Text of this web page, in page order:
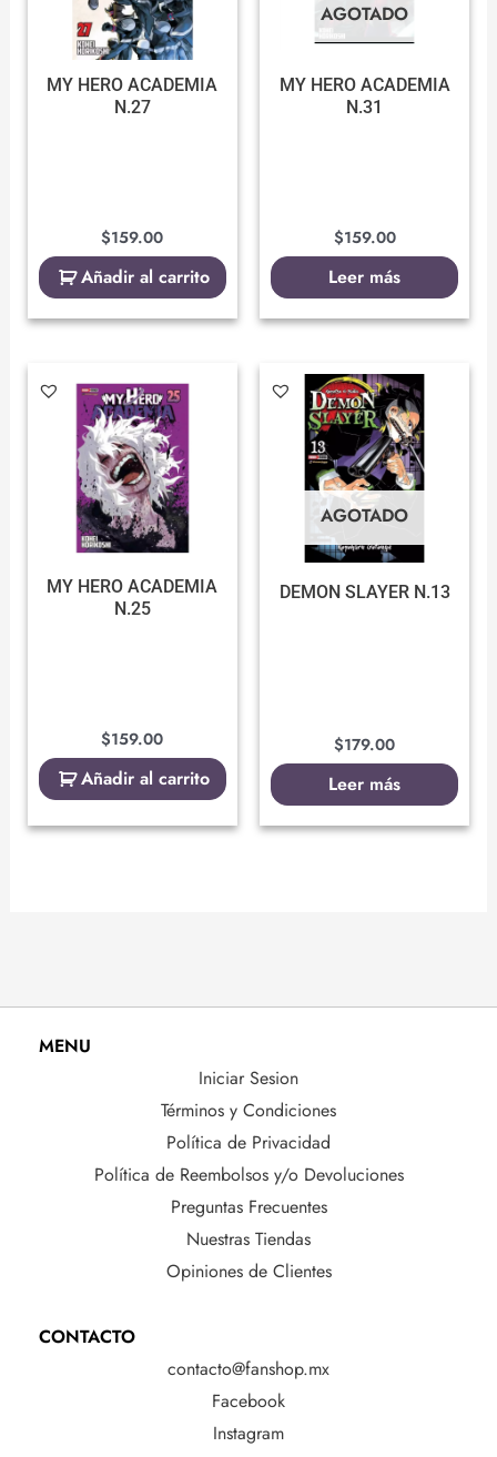
MY HERO ACADEMIA
N.27
$159.00
Añadir al carrito
AGOTADO
MY HERO ACADEMIA
N.31
$159.00
Leer más
MY HERO ACADEMIA
N.25
$159.00
Añadir al carrito
AGOTADO
DEMON SLAYER N.13
$179.00
Leer más
MENU
Iniciar Sesion
Términos y Condiciones
Política de Privacidad
Política de Reembolsos y/o Devoluciones
Preguntas Frecuentes
Nuestras Tiendas
Opiniones de Clientes
CONTACTO
contacto@fanshop.mx
Facebook
Instagram